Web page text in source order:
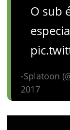
O sub
-Splatoon
2017